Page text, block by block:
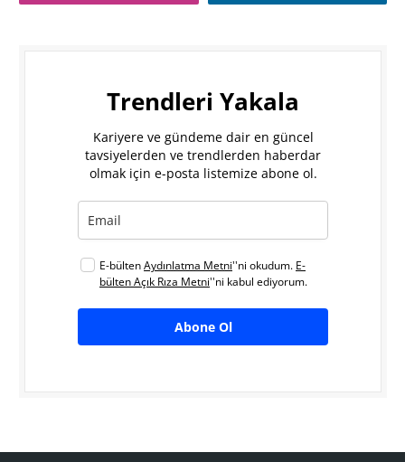
Trendleri Yakala
Kariyere ve gündeme dair en güncel
tavsiyelerden ve trendlerden haberdar
olmak için e-posta listemize abone ol.
E-bültenAydınlatma Metni''ni okudum. E-
bülten Açık Rıza Metni''ni kabul ediyorum.
Abone Ol